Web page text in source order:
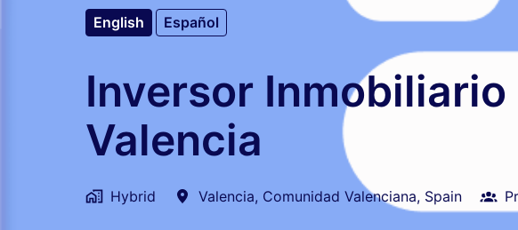
English Español
Inversor
Valencia
Hybrid Valencia, Comunidad Valenciana, Spain